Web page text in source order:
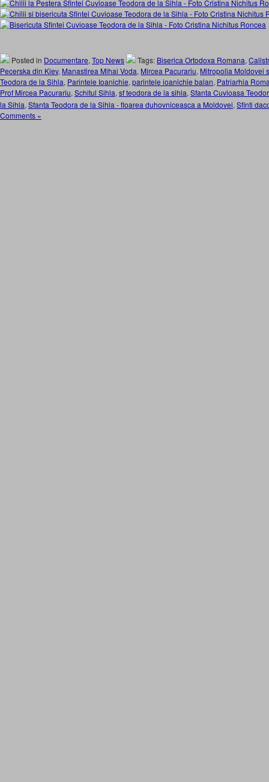
Posted in Documentare, Top News Tags: Biserica Ortodoxa Romana,
Pecerska din Kiev, Manastirea Mihai Voda, Mircea Pacurariu, Mitropolia Moldovei
Teodora de la Sihla, Parintele Ioanichie, parintele ioanichie balan, Patriarhia
Prof Mircea Pacurariu, Schitul Sihla, sf teodora de la sihla, Sfanta Cuvioasa
la Sihla, Sfanta Teodora de la Sihla - floarea duhovniceasca a Moldovei, Sfinti
Comments »